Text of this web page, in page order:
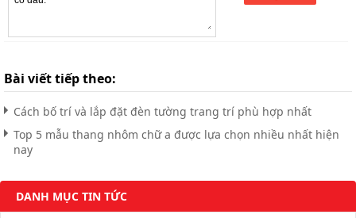
Bài viết tiếp theo:
Cách bố trí và lắp đặt đèn tường trang trí phù hợp nhất
Top 5 mẫu thang nhôm chữ a được lựa chọn nhiều nhất hiện
nay
DANH MỤC TIN TỨC